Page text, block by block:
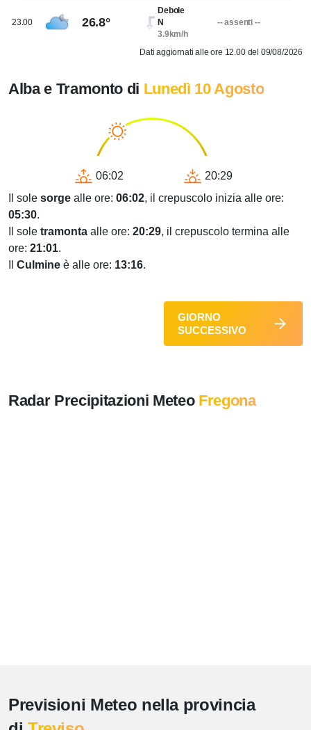
23.00 26.8°
Debole
N
3.9km/h
-- assenti --
Dati aggiornati alle ore 12.00 del 09/08/2026
Alba e Tramonto di Lunedì 10 Agosto
06:02
20:29
Il sole sorge alle ore: 06:02, il crepuscolo inizia alle ore:
05:30.
Il sole tramonta alle ore: 20:29, il crepuscolo termina alle
ore: 21:01.
Culmine è alle ore: 13:16.
GIORNO
SUCCESSIVO
Radar Precipitazioni Meteo Fregona
Previsioni Meteo nella provincia